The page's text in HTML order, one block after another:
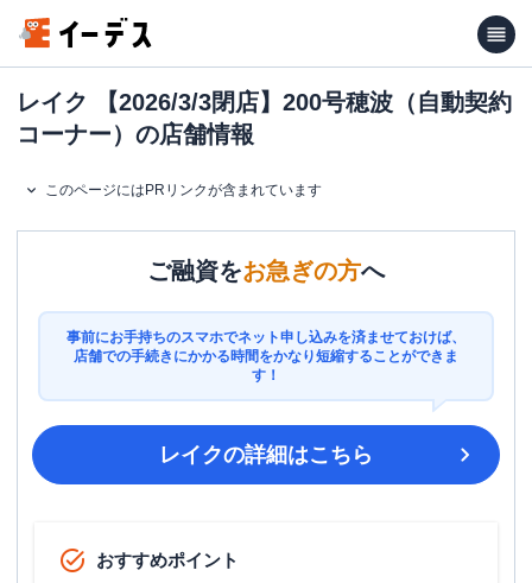
レイク 【2026/3/3閉店】200号穂波（自動契約
コーナー）の店舗情報
このページにはPRリンクが含まれています
ご融資をお急ぎの方へ
事前にお手持ちのスマホでネット申し込みを済ませておけば、
店舗での手続きにかかる時間をかなり短縮することができま
す！
レイクの詳細はこちら
おすすめポイント